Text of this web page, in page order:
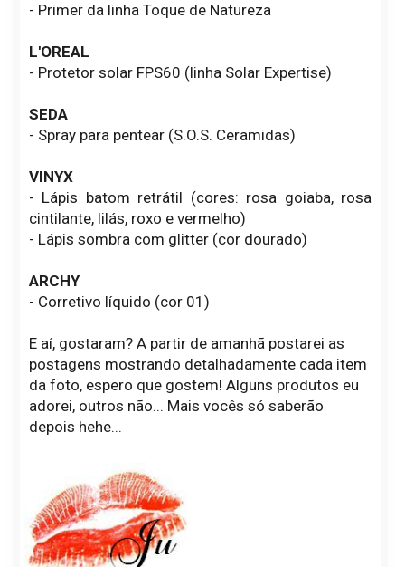
- Primer da linha Toque de Natureza
L'OREAL
- Protetor solar FPS60 (linha Solar Expertise)
SEDA
- Spray para pentear (S.O.S. Ceramidas)
VINYX
- Lápis batom retrátil (cores: rosa goiaba, rosa
cintilante, lilás, roxo e vermelho)
- Lápis sombra com glitter (cor dourado)
ARCHY
- Corretivo líquido (cor 01)
E aí, gostaram? A partir de amanhã postarei as
postagens mostrando detalhadamente cada item
da foto, espero que gostem! Alguns produtos eu
adorei, outros não... Mais vocês só saberão
depois hehe...